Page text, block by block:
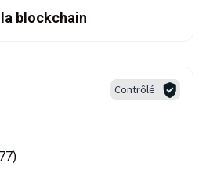
blockchain
Contrôlé